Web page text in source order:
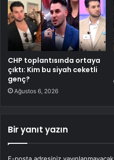
CHP toplantısında ortaya
çıktı: Kim bu siyah ceketli
genç?
Ağustos 6, 2026
Bir yanıt yazın